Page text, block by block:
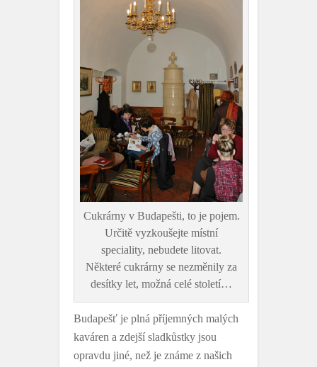
Cukrárny v Budapešti, to je pojem.
Určitě vyzkoušejte místní
speciality, nebudete litovat.
Některé cukrárny se nezměnily za
desítky let, možná celé století…
Budapešť je plná příjemných malých
kaváren a zdejší sladkůstky jsou
opravdu jiné, než je známe z našich